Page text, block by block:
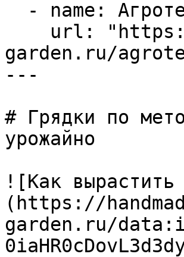
garden.ru/
---
# Грядки по
урожайно
![Как
(https://
garden.ru/